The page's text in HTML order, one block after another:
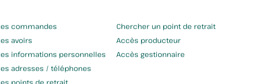
commandes
avoirs
informations personnelles
adresses / téléphones
Chercher un point de retrait
Accès producteur
Accès gestionnaire